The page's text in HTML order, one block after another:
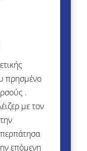
πρησμένο
.
με τον
επόμενη